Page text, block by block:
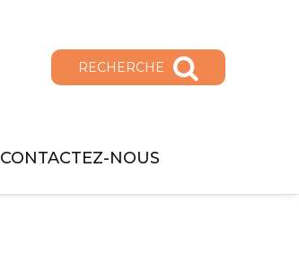
RECHERCHE
CONTACTEZ-NOUS